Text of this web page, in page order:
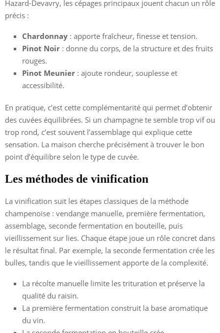
Hazard-Devavry, les cépages principaux jouent chacun un rôle
précis :
Chardonnay : apporte fraîcheur, finesse et tension.
Pinot Noir : donne du corps, de la structure et des fruits
rouges.
Pinot Meunier : ajoute rondeur, souplesse et
accessibilité.
En pratique, c’est cette complémentarité qui permet d’obtenir
des cuvées équilibrées. Si un champagne te semble trop vif ou
trop rond, c’est souvent l’assemblage qui explique cette
sensation. La maison cherche précisément à trouver le bon
point d’équilibre selon le type de cuvée.
Les méthodes de vinification
La vinification suit les étapes classiques de la méthode
champenoise : vendange manuelle, première fermentation,
assemblage, seconde fermentation en bouteille, puis
vieillissement sur lies. Chaque étape joue un rôle concret dans
le résultat final. Par exemple, la seconde fermentation crée les
bulles, tandis que le vieillissement apporte de la complexité.
La récolte manuelle limite les trituration et préserve la
qualité du raisin.
La première fermentation construit la base aromatique
du vin.